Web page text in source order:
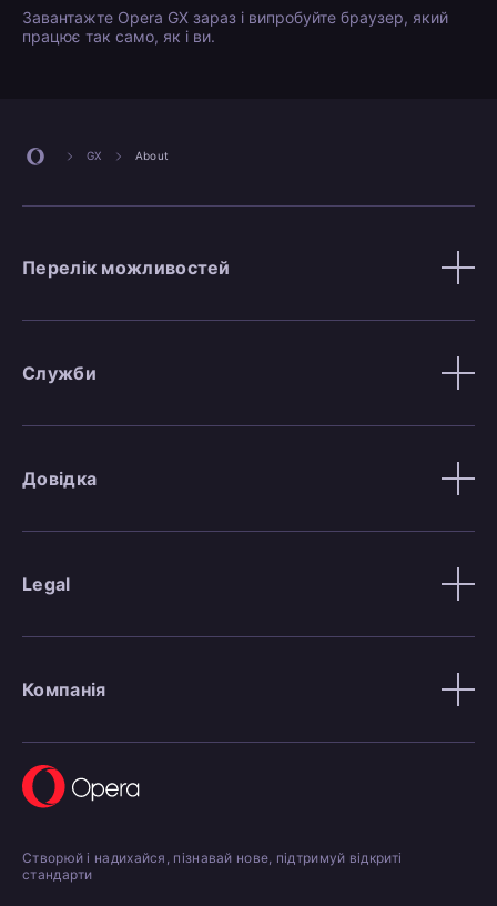
Завантажте Opera GX зараз і випробуйте браузер, який
працює так само, як і ви.
GX About
Перелік можливостей
Служби
Довідка
Legal
Компанія
Створюй і надихайся, пізнавай нове, підтримуй відкриті
стандарти